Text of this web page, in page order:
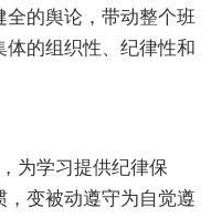
的舆论，带动整个班
的组织性、纪律性和
为学习提供纪律保
变被动遵守为自觉遵